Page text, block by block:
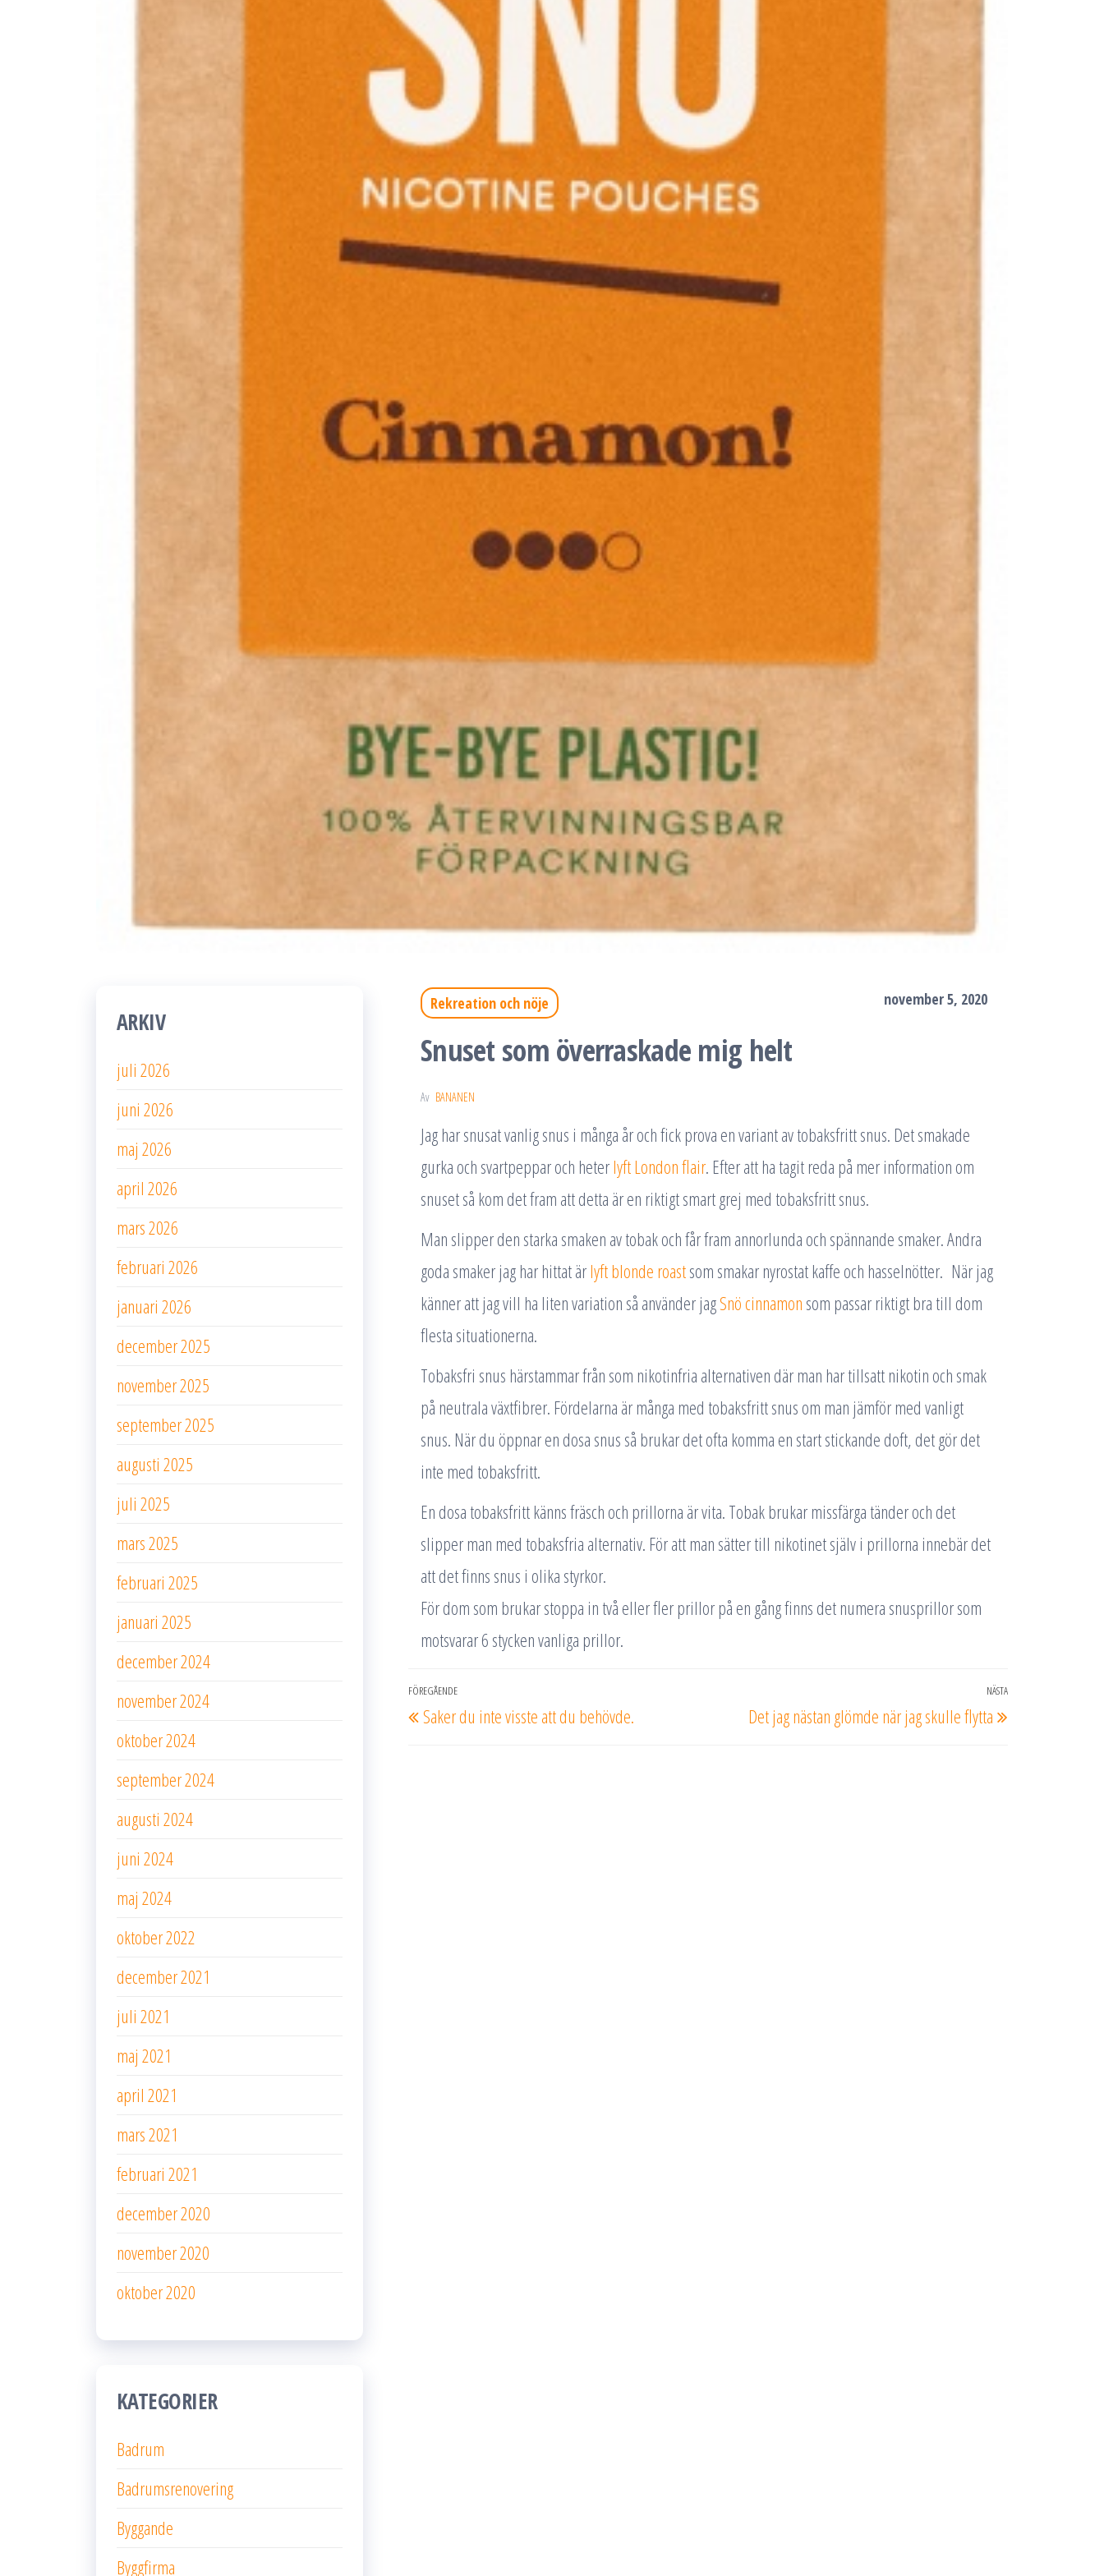
Rekreation och nöje november 5, 2020
Snuset som överraskade mig helt
Av BANANEN
Jag har snusat vanlig snus i många år och fick prova en variant av tobaksfritt snus. Det smakade
gurka och svartpeppar och heterlyft London flair. Efter att ha tagit reda på mer information om
snuset så kom det fram att detta är en riktigt smart grej med tobaksfritt snus.
Man slipper den starka smaken av tobak och får fram annorlunda och spännande smaker. Andra
goda smaker jag har hittat ärlyft blonde roastsom smakar nyrostat kaffe och hasselnötter. När jag
känner att jag vill ha liten variation så använder jagSnö cinnamon som passar riktigt bra till dom
flesta situationerna.
Tobaksfri snus härstammar från som nikotinfria alternativen där man har tillsatt nikotin och smak
på neutrala växtfibrer. Fördelarna är många med tobaksfritt snus om man jämför med vanligt
snus. När du öppnar en dosa snus så brukar det ofta komma en start stickande doft, det gör det
inte med tobaksfritt.
En dosa tobaksfritt känns fräsch och prillorna är vita. Tobak brukar missfärga tänder och det
slipper man med tobaksfria alternativ. För att man sätter till nikotinet själv i prillorna innebär det
att det finns snus i olika styrkor.
För dom som brukar stoppa in två eller fler prillor på en gång finns det numera snusprillor som
motsvarar 6 stycken vanliga prillor.
Inläggsnavigering
Föregående
inlägg
FÖREGÅENDE
Saker du inte visste att du behövde.
Nästa
NÄSTA
Det jag nästan glömde när jag skulle flytta
ARKIV
juli 2026
juni 2026
maj 2026
april 2026
mars 2026
februari 2026
januari 2026
december 2025
november 2025
september 2025
augusti 2025
juli 2025
mars 2025
februari 2025
januari 2025
december 2024
november 2024
oktober 2024
september 2024
augusti 2024
juni 2024
maj 2024
oktober 2022
december 2021
juli 2021
maj 2021
april 2021
mars 2021
februari 2021
december 2020
november 2020
oktober 2020
KATEGORIER
Badrum
Badrumsrenovering
Byggande
Byggfirma